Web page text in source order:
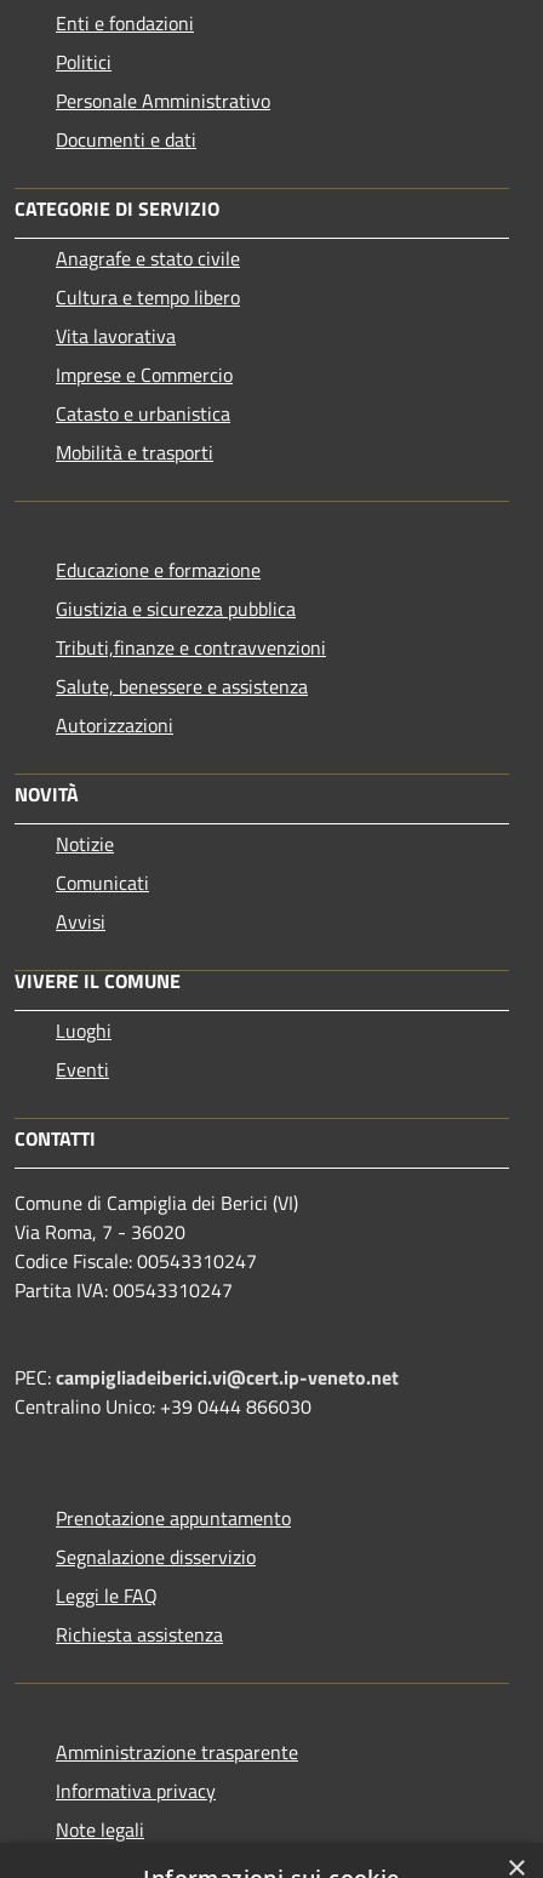
Enti e fondazioni
Politici
Personale Amministrativo
Documenti e dati
CATEGORIE DI SERVIZIO
Anagrafe e stato civile
Cultura e tempo libero
Vita lavorativa
Imprese e Commercio
Catasto e urbanistica
Mobilità e trasporti
Educazione e formazione
Giustizia e sicurezza pubblica
Tributi,finanze e contravvenzioni
Salute, benessere e assistenza
Autorizzazioni
NOVITÀ
Notizie
Comunicati
Avvisi
VIVERE IL COMUNE
Luoghi
Eventi
CONTATTI
Comune di Campiglia dei Berici (VI)
Via Roma, 7 - 36020
Codice Fiscale: 00543310247
Partita IVA: 00543310247
PEC:campigliadeiberici.vi@cert.ip-veneto.net
Centralino Unico: +39 0444 866030
Prenotazione appuntamento
Segnalazione disservizio
Leggi le FAQ
Richiesta assistenza
Amministrazione trasparente
Informativa privacy
Note legali
Dichiarazione di accessibilità
×